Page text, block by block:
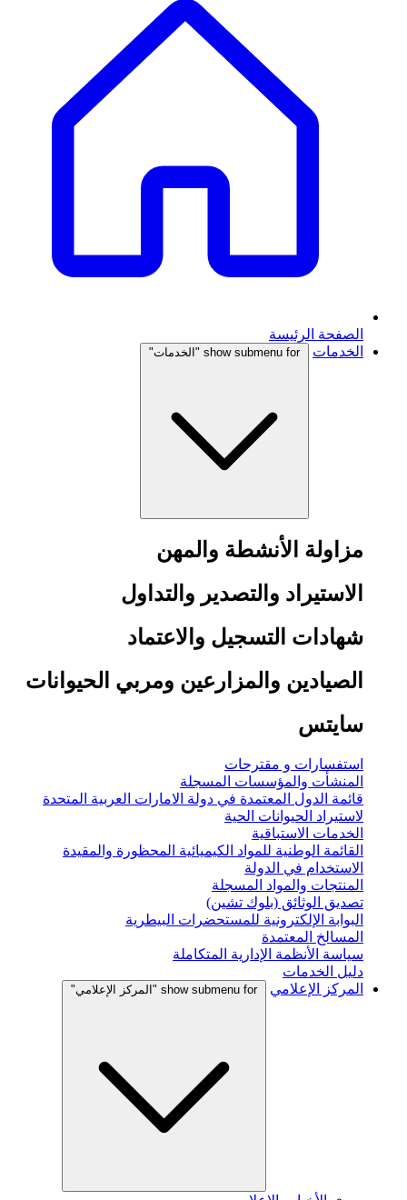
الصفحة الرئيسة
الخدمات
show submenu for "الخدمات"
مزاولة الأنشطة والمهن
الاستيراد والتصدير والتداول
شهادات التسجيل والاعتماد
الصيادين والمزارعين ومربي الحيوانات
سايتس
استفسارات و مقترحات
المنشأت والمؤسسات المسجلة
قائمة الدول المعتمدة في دولة الامارات العربية المتحدة
لاستيراد الحيوانات الحية
الخدمات الاستباقية
القائمة الوطنية للمواد الكيميائية المحظورة والمقيدة
الاستخدام في الدولة
المنتجات والمواد المسجلة
تصديق الوثائق (بلوك تشين)
البوابة الإلكترونية للمستحضرات البيطرية
المسالخ المعتمدة
سياسة الأنظمة الإدارية المتكاملة
دليل الخدمات
المركز الإعلامي
show submenu for "المركز الإعلامي"